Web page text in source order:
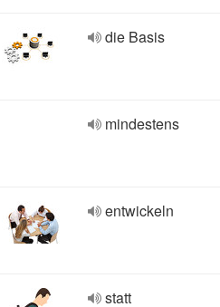
die Basis
mindestens
entwickeln
statt